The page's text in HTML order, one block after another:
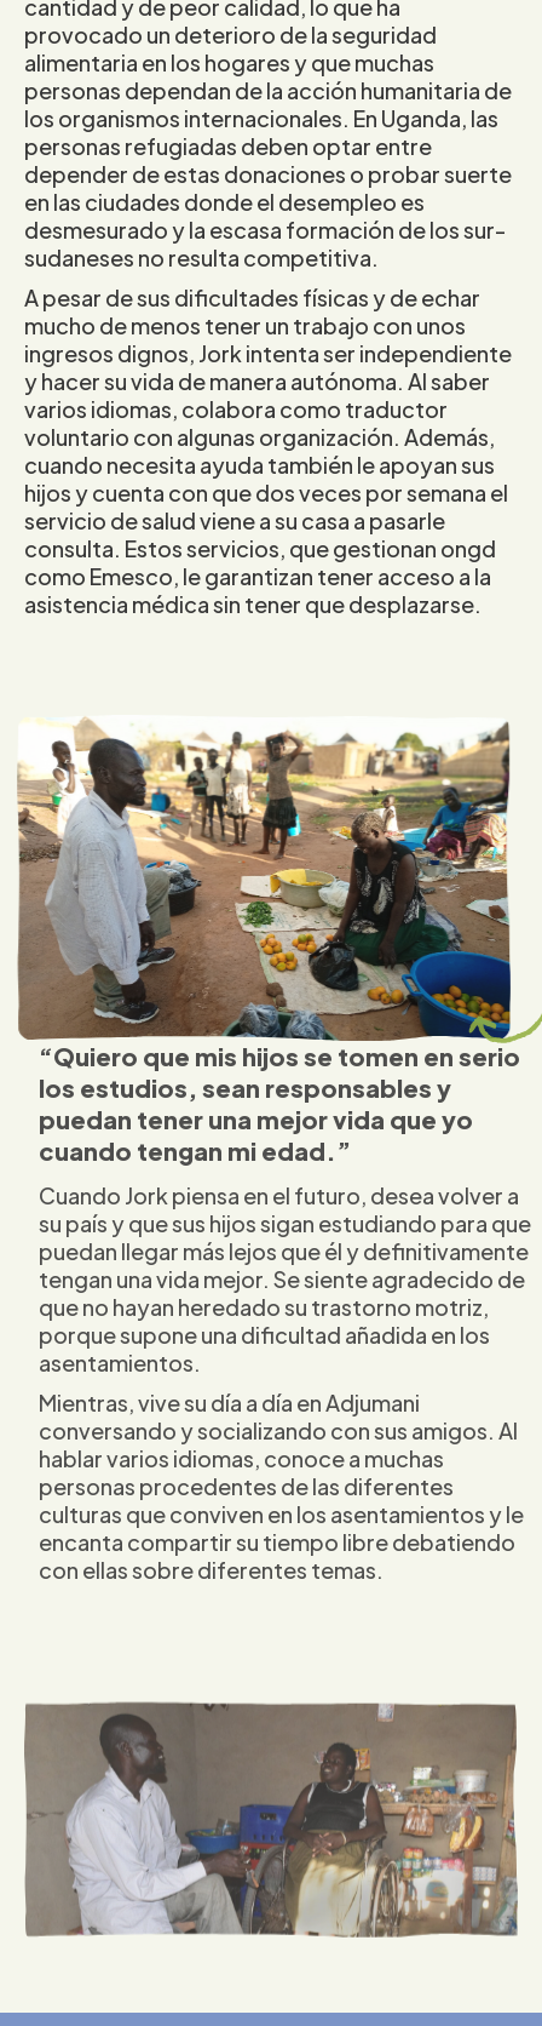
cantidad y de peor calidad, lo que ha
provocado un deterioro de la seguridad
alimentaria en los hogares y que muchas
personas dependan de la acción humanitaria de
los organismos internacionales. En Uganda, las
personas refugiadas deben optar entre
depender de estas donaciones o probar suerte
en las ciudades donde el desempleo es
desmesurado y la escasa formación de los sur-
sudaneses no resulta competitiva.
A pesar de sus dificultades físicas y de echar
mucho de menos tener un trabajo con unos
ingresos dignos, Jork intenta ser independiente
y hacer su vida de manera autónoma. Al saber
varios idiomas, colabora como traductor
voluntario con algunas organización. Además,
cuando necesita ayuda también le apoyan sus
hijos y cuenta con que dos veces por semana el
servicio de salud viene a su casa a pasarle
consulta. Estos servicios, que gestionan ongd
como Emesco, le garantizan tener acceso a la
asistencia médica sin tener que desplazarse.
“Quiero que mis hijos se tomen en serio
los estudios, sean responsables y
puedan tener una mejor vida que yo
cuando tengan mi edad.”
Cuando Jork piensa en el futuro, desea volver a
su país y que sus hijos sigan estudiando para que
puedan llegar más lejos que él y definitivamente
tengan una vida mejor. Se siente agradecido de
que no hayan heredado su trastorno motriz,
porque supone una dificultad añadida en los
asentamientos.
Mientras, vive su día a día en Adjumani
conversando y socializando con sus amigos. Al
hablar varios idiomas, conoce a muchas
personas procedentes de las diferentes
culturas que conviven en los asentamientos y le
encanta compartir su tiempo libre debatiendo
con ellas sobre diferentes temas.